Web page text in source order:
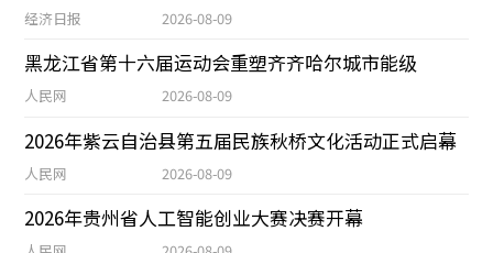
经济日报 2026-08-09
黑龙江省第十六届运动会重塑齐齐哈尔城市能级
人民网 2026-08-09
2026年紫云自治县第五届民族秋桥文化活动正式启幕
人民网 2026-08-09
2026年贵州省人工智能创业大赛决赛开幕